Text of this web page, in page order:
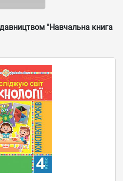
"Навчальна книга